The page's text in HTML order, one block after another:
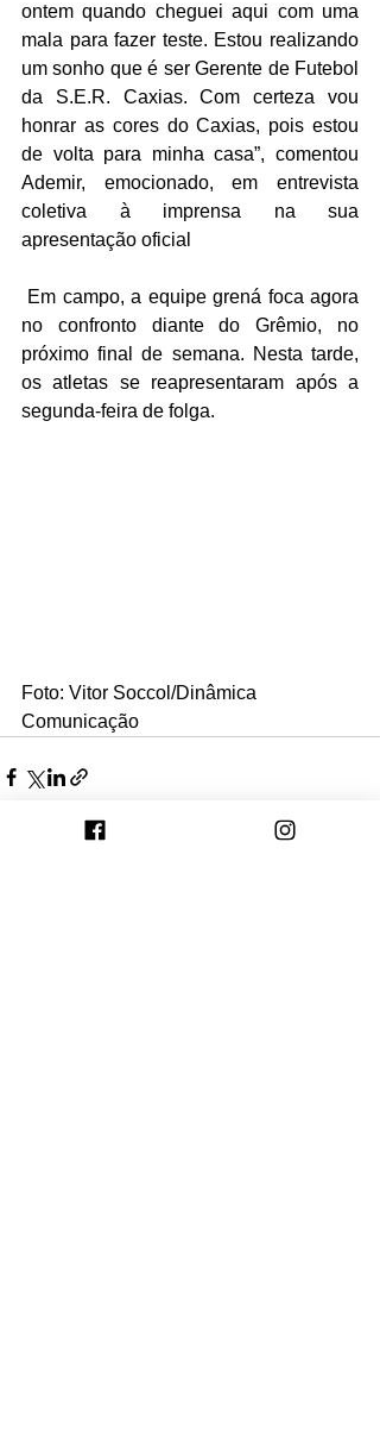
ontem quando cheguei aqui com uma
mala para fazer teste. Estou realizando
um sonho que é ser Gerente de Futebol
da S.E.R. Caxias. Com certeza vou
honrar as cores do Caxias, pois estou
de volta para minha casa”, comentou
Ademir, emocionado, em entrevista
coletiva à imprensa na sua
apresentação oficial
no confronto diante do Grêmio, no
próximo final de semana. Nesta tarde,
os atletas se reapresentaram após a
segunda-feira de folga.
Foto: Vitor Soccol/Dinâmica
Comunicação